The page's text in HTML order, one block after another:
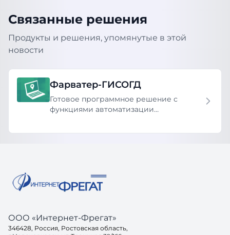
Связанные решения
Продукты и решения, упомянутые в этой
новости
Фарватер-ГИСОГД
Готовое программное решение с
функциями автоматизации
ООО «Интернет-Фрегат»
346428, Россия, Ростовская область,